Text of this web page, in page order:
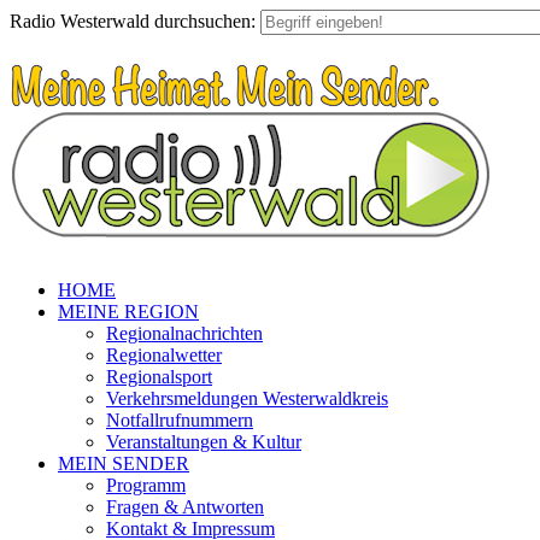
Radio Westerwald durchsuchen:
HOME
MEINE REGION
Regionalnachrichten
Regionalwetter
Regionalsport
Verkehrsmeldungen Westerwaldkreis
Notfallrufnummern
Veranstaltungen & Kultur
MEIN SENDER
Programm
Fragen & Antworten
Kontakt & Impressum